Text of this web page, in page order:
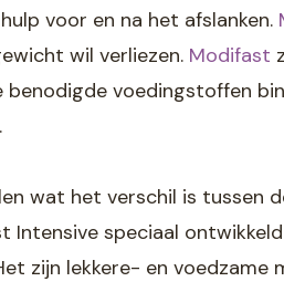
voor en na het afslanken.
wil verliezen. Modifast
voedingstoffen
wat het verschil is tussen
Intensive speciaal
zijn lekkere- en